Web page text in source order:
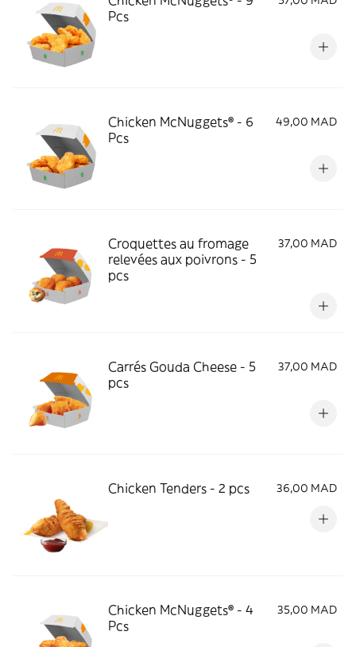
Pcs
Chicken McNuggets® - 6
Pcs
49,00 MAD
Croquettes au fromage
relevées aux poivrons - 5
pcs
37,00 MAD
Carrés Gouda Cheese - 5
pcs
37,00 MAD
Chicken Tenders - 2 pcs 36,00 MAD
Chicken McNuggets® - 4
Pcs
35,00 MAD